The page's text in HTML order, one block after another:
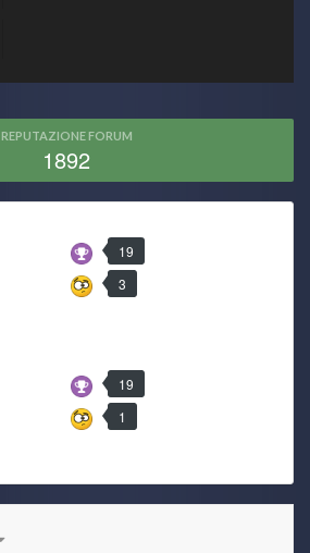
REPUTAZIONE FORUM
1892
19
3
19
1